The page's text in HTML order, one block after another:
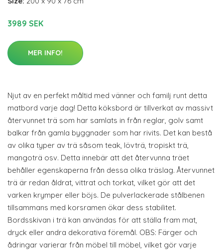
3989 SEK
MER INFO!
Njut av en perfekt måltid med vänner och familj runt detta
matbord varje dag! Detta köksbord är tillverkat av massivt
återvunnet trä som har samlats in från reglar, golv samt
balkar från gamla byggnader som har rivits. Det kan bestå
av olika typer av trä såsom teak, lövträ, tropiskt trä,
mangoträ osv. Detta innebär att det återvunna träet
behåller egenskaperna från dessa olika träslag. Återvunnet
trä är redan åldrat, vittrat och torkat, vilket gör att det
varken krymper eller böjs. De pulverlackerade stålbenen
tillsammans med korsramen ökar dess stabilitet.
Bordsskivan i trä kan användas för att ställa fram mat,
dryck eller andra dekorativa föremål. OBS: Färger och
ådringar varierar från möbel till möbel, vilket gör varje